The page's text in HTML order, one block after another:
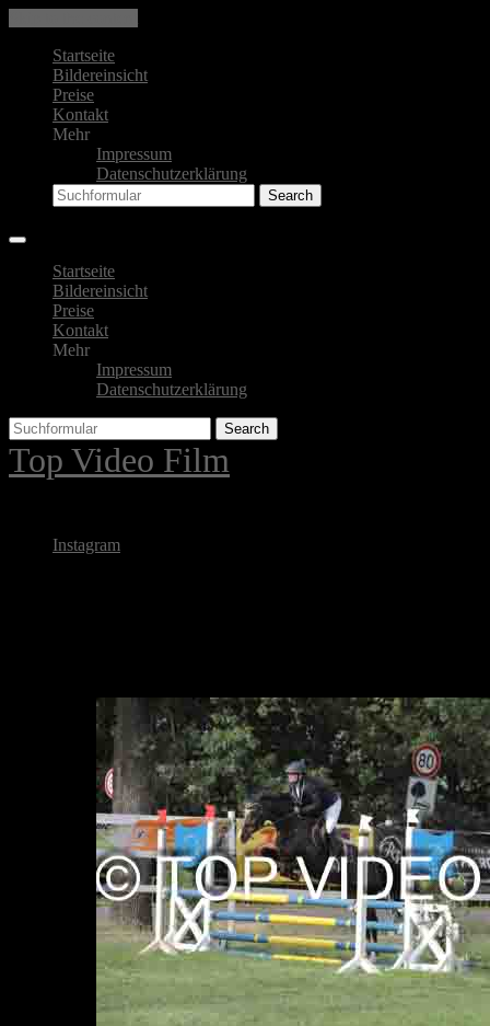
Startseite
Bildereinsicht
Preise
Kontakt
Mehr
Impressum
Datenschutzerklärung
Search
Startseite
Bildereinsicht
Preise
Kontakt
Mehr
Impressum
Datenschutzerklärung
Search
Top Video Film
Instagram